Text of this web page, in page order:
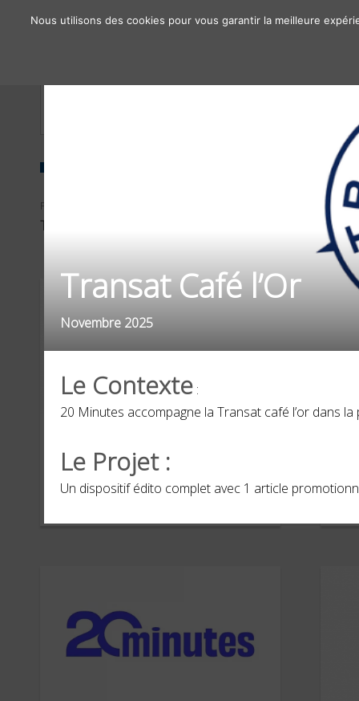
FILTRER PAR
TYPE D'OPÉRATIONS SECTEURS D'ACTIVITÉS
Transat Café l’Or
Novembre 2025
Le Contexte :
20 Minutes accompagne la Transat café l’or dans la
Le Projet :
Un dispositif édito complet avec 1 article
Nous utilisons des cookies pour vous garantir la meilleure